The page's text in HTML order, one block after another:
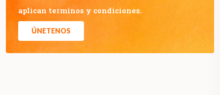
aplican terminos y condiciones.
ÚNETENOS